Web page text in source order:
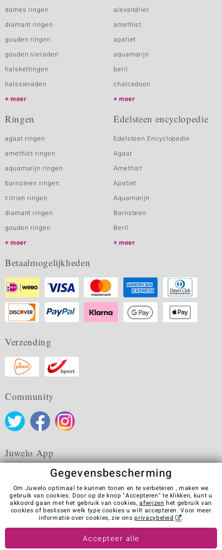
dames ringen
diamant ringen
gouden ringen
gouden sieraden
halskettingen
halssieraden
meer
alexandriet
amethist
apatiet
aquamarijn
beril
chalcedoon
meer
Ringen
agaat ringen
amethist ringen
aquamarijn ringen
barnsteen ringen
citrien ringen
diamant ringen
gouden ringen
meer
Edelsteen encyclopedie
Edelsteen Encyclopedie
Agaat
Amethist
Apatiet
Aquamarijn
Barnsteen
Beril
meer
Betaalmogelijkheden
Verzending
Community
Juwelo App
Algemene verkoopvoorwaarden Privacybeleid
Cookies
Colofon
Contact
Contract herroepen
Visit our stores in other countries:
Gegevensbescherming
Om Juwelo optimaal te kunnen tonen en te verbeteren , maken we
gebruik van cookies. Door op de knop "Accepteren" te klikken, kunt u
akkoord gaan met het gebruik van cookies,afwijzen het gebruik van
cookies of beslissen welk type cookies u wilt accepteren. Voor meer
informatie over cookies, zie onsprivacybeleid .
Accepteer alle